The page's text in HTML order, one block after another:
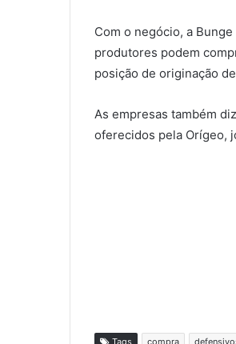
Com o negócio, a
produtores podem
posição de originação
As empresas também
oferecidos pela Orígeo,
Tags compra